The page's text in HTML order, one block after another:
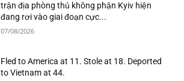
trận địa phòng thủ không phận Kyiv hiện
đang rơi vào giai đoạn cực...
07/08/2026
Fled to America at 11. Stole at 18. Deported
to Vietnam at 44.